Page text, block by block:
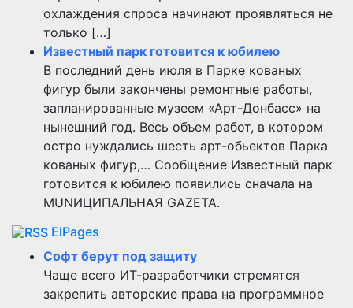
охлаждения спроса начинают проявляться не
только […]
Известный парк готовится к юбилею
В последний день июля в Парке кованых
фигур были закончены ремонтные работы,
запланированные музеем «Арт-Донбасс» на
нынешний год. Весь объем работ, в котором
остро нуждались шесть арт-обьектов Парка
кованых фигур,… Сообщение Известный парк
готовится к юбилею появились сначала на
MUNИЦИПАЛЬНАЯ GAZЕТА.
ElPages
Софт берут под защиту
Чаще всего ИТ-разработчики стремятся
закрепить авторские права на программное